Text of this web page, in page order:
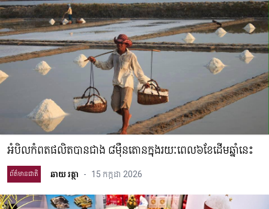
អំបិលកំពតផលិតបានជាង ៨ម៉ឺនតោនក្នុងរយៈពេល៦ខែដើមឆ្នាំនេះ
ព័ត៌មានជាតិ ឆាយ រត្ថា - 15 កក្កដា 2026